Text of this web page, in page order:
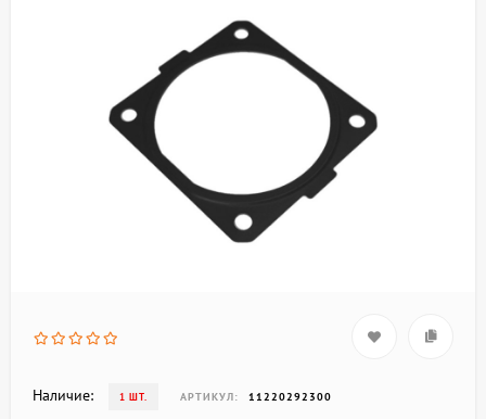
Наличие: 1 ШТ. АРТИКУЛ: 11220292300